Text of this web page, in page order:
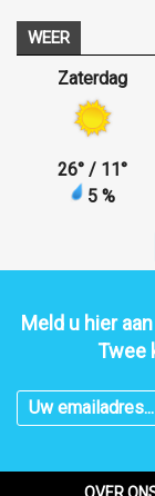
WEER
Zaterdag
26° / 11°
5 %
Meld u hier
Twee